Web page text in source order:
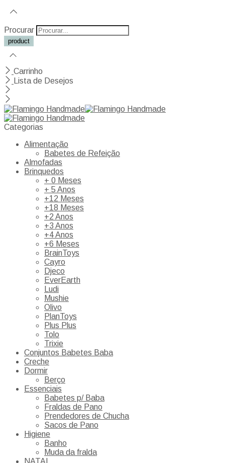
Procurar
Carrinho
Lista de Desejos
Categorias
Alimentação
Babetes de Refeição
Almofadas
Brinquedos
+ 0 Meses
+ 5 Anos
+12 Meses
+18 Meses
+2 Anos
+3 Anos
+4 Anos
+6 Meses
BrainToys
Cayro
Djeco
EverEarth
Ludi
Mushie
Olivo
PlanToys
Plus Plus
Tolo
Trixie
Conjuntos Babetes Baba
Creche
Dormir
Berço
Essenciais
Babetes p/ Baba
Fraldas de Pano
Prendedores de Chucha
Sacos de Pano
Higiene
Banho
Muda da fralda
NATAL